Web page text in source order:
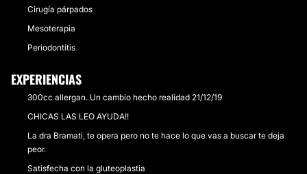
Cirugía párpados
Mesoterapia
Periodontitis
EXPERIENCIAS
300cc allergan. Un cambio hecho realidad 21/12/19
CHICAS LAS LEO AYUDA!!
La dra Bramati, te opera pero no te hace lo que vas a buscar te deja
peor.
Satisfecha con la gluteoplastia